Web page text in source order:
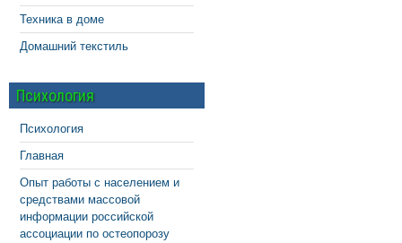
Техника в доме
Домашний текстиль
Психология
Психология
Главная
Опыт работы с населением и
средствами массовой
информации российской
ассоциации по остеопорозу